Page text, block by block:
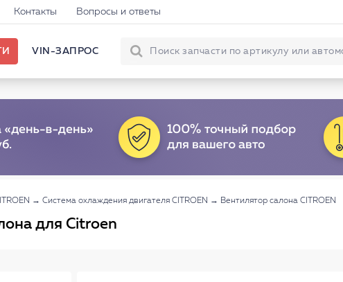
Контакты Вопросы и ответы
VIN-ЗАПРОС
→ Система охлаждения двигателя CITROEN → Вентилятор салона CITROEN
для Citroen